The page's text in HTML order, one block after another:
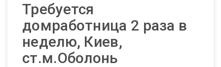
Требуется
домработница 2 раза в
неделю, Киев,
ст.м.Оболонь